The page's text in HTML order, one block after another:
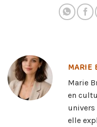
MARIE
Marie
en
univers
elle